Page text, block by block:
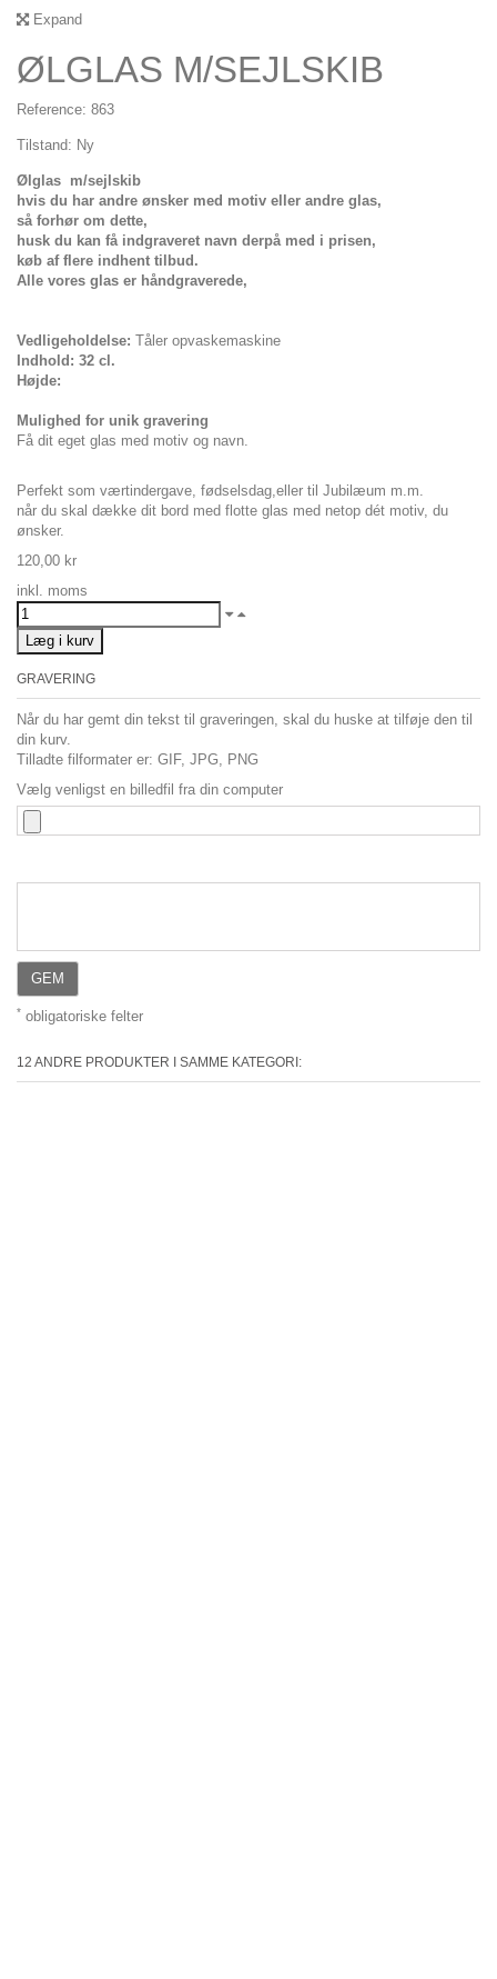
Expand
ØLGLAS M/SEJLSKIB
Reference: 863
Tilstand: Ny
Ølglas m/sejlskib
hvis du har andre ønsker med motiv eller andre glas,
så forhør om dette,
husk du kan få indgraveret navn derpå med i prisen,
køb af flere indhent tilbud.
Alle vores glas er håndgraverede,
Vedligeholdelse: Tåler opvaskemaskine
Indhold: 32 cl.
Højde:
Mulighed for unik gravering
Få dit eget glas med motiv og navn.
Perfekt som værtindergave, fødselsdag,eller til Jubilæum m.m.
når du skal dække dit bord med flotte glas med netop dét motiv, du
ønsker.
120,00 kr
inkl. moms
Læg i kurv
GRAVERING
Når du har gemt din tekst til graveringen, skal du huske at tilføje den til
din kurv.
Tilladte filformater er: GIF, JPG, PNG
Vælg venligst en billedfil fra din computer
GEM
* obligatoriske felter
12 ANDRE PRODUKTER I SAMME KATEGORI: